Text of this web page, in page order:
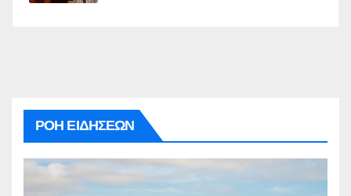
ΡΟΗ ΕΙΔΗΣΕΩΝ